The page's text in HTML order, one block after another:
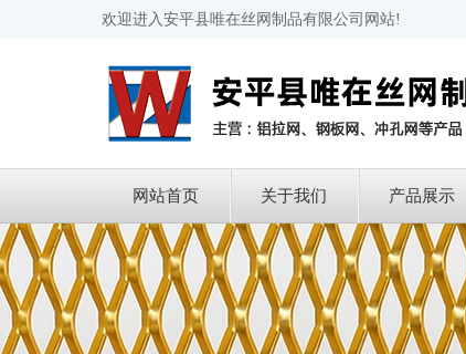
欢迎进入安平县唯在丝网制品有限公司网站!
网站首页 关于我们 产品展示